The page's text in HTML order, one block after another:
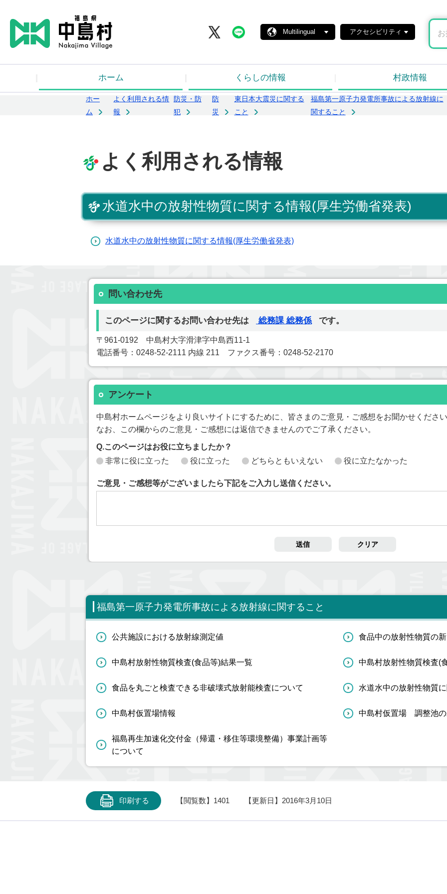
Multilingual アクセシビリティ
ホーム くらしの情報 村政情報
ホー
ム
よく利用される情
報
防災・防
犯
防
災
東日本大震災に関する
こと
福島第一原子力発電所事故による放射線に
関すること
よく利用される情報
水道水中の放射性物質に関する情報(厚生労働省発表)
水道水中の放射性物質に関する情報(厚生労働省発表)
問い合わせ先
このページに関するお問い合わせ先は 総務課 総務係 です。
〒961-0192 中島村大字滑津字中島西11-1
電話番号：0248-52-2111 内線 211 ファクス番号：0248-52-2170
アンケート
中島村ホームページをより良いサイトにするために、皆さまのご意見・ご感想をお聞かせくださ
なお、この欄からのご意見・ご感想には返信できませんのでご了承ください。
Q.このページはお役に立ちましたか？
非常に役に立った
役に立った どちらともいえない 役に立たなかった
ご意見・ご感想等がございましたら下記をご入力し送信ください。
福島第一原子力発電所事故による放射線に関すること
公共施設における放射線測定値 食品中の放射性物質の
中島村放射性物質検査(食品等)結果一覧 中島村放射性物質検査(
食品を丸ごと検査できる非破壊式放射能検査について 水道水中の放射性物質
中島村仮置場情報 中島村仮置場 調整池の
福島再生加速化交付金（帰還・移住等環境整備）事業計画等
について
印刷する 【閲覧数】 1401 【更新日】 2016年3月10日